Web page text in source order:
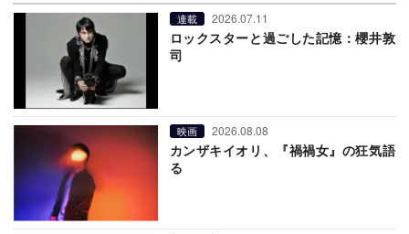
連載 2026.07.11
ロックスターと過ごした記憶：櫻井敦
司
映画 2026.08.08
カンザキイオリ、『禍禍女』の狂気語
る